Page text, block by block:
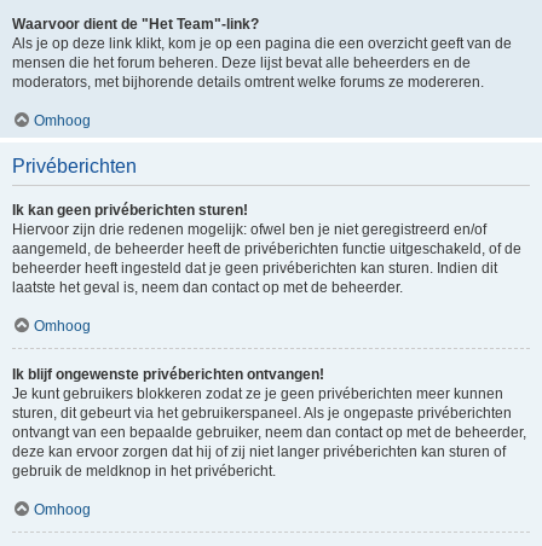
Waarvoor dient de "Het Team"-link?
Als je op deze link klikt, kom je op een pagina die een overzicht geeft van de
mensen die het forum beheren. Deze lijst bevat alle beheerders en de
moderators, met bijhorende details omtrent welke forums ze modereren.
Omhoog
Privéberichten
Ik kan geen privéberichten sturen!
Hiervoor zijn drie redenen mogelijk: ofwel ben je niet geregistreerd en/of
aangemeld, de beheerder heeft de privéberichten functie uitgeschakeld, of de
beheerder heeft ingesteld dat je geen privéberichten kan sturen. Indien dit
laatste het geval is, neem dan contact op met de beheerder.
Omhoog
Ik blijf ongewenste privéberichten ontvangen!
Je kunt gebruikers blokkeren zodat ze je geen privéberichten meer kunnen
sturen, dit gebeurt via het gebruikerspaneel. Als je ongepaste privéberichten
ontvangt van een bepaalde gebruiker, neem dan contact op met de beheerder,
deze kan ervoor zorgen dat hij of zij niet langer privéberichten kan sturen of
gebruik de meldknop in het privébericht.
Omhoog